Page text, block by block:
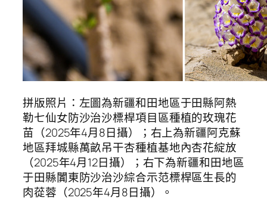
拼版照片：左圖為新疆和田地區于田縣阿熱
勒七仙女防沙治沙標桿項目區種植的玫瑰花
苗（2025年4月8日攝）；右上為新疆阿克蘇
地區拜城縣萬畝吊干杏種植基地內杏花綻放
（2025年4月12日攝）；右下為新疆和田地區
于田縣闐東防沙治沙綜合示范標桿區生長的
肉蓯蓉（2025年4月8日攝）。